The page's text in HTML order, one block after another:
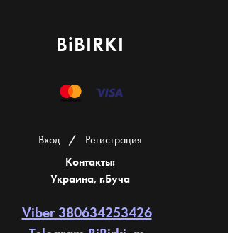
BiBIRKI
Вход /
Регистрация
Контакты:
Украина, г.Буча
Viber 380634253426